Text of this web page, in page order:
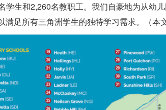
学生和2,260名教职工。我们自豪地为从幼
满足所有三角洲学生的独特学习需求。
（